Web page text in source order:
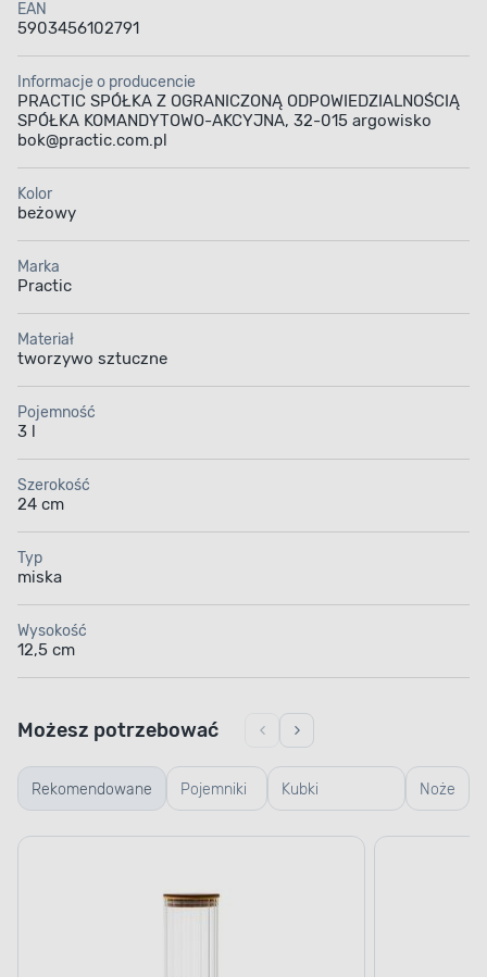
EAN
5903456102791
Informacje o producencie
PRACTIC SPÓŁKA Z OGRANICZONĄ ODPOWIEDZIALNOŚCIĄ
SPÓŁKA KOMANDYTOWO-AKCYJNA, 32-015 argowisko
bok@practic.com.pl
Kolor
beżowy
Marka
Practic
Materiał
tworzywo sztuczne
Pojemność
3 l
Szerokość
24 cm
Typ
miska
Wysokość
12,5 cm
Rekomendowane Pojemniki
szklane
Kubki
termiczne i
Noże
Możesz potrzebować